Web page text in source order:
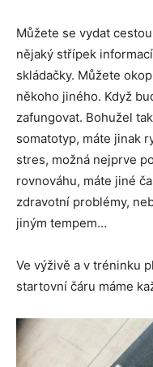
Můžete se vydat
nějaký střípek
skládačky. Můžete
někoho jiného. Když
zafungovat. Bohužel
somatotyp, máte jinak
stres, možná nejprve
rovnováhu, máte jiné
zdravotní problémy,
jiným tempem…
Ve výživě a v tréninku
startovní čáru máme